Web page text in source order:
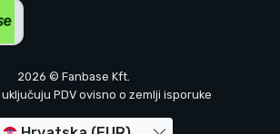
2026 © Fanbase Kft.
PDV ovisno o zemlji isporuke